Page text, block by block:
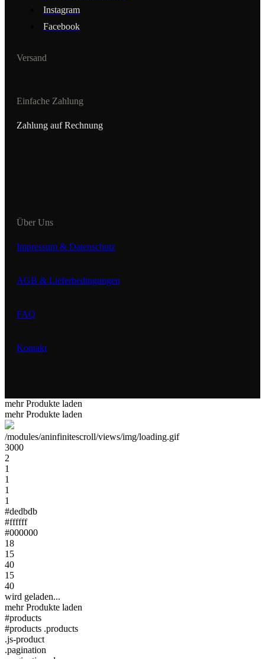
Instagram
Facebook
Versand
Einfache Zahlung
Zahlung auf Rechnung
Über Uns
Impressum & Datenschutz
AGB & Lieferbedingungen
FAQ
Kontakt
mehr Produkte laden
mehr Produkte laden
/modules/aninfinitescroll/views/img/loading.gif
3000
2
1
1
1
1
#dedbdb
#ffffff
#000000
18
15
40
15
40
wird geladen...
mehr Produkte laden
#products
#products .products
.js-product
.pagination